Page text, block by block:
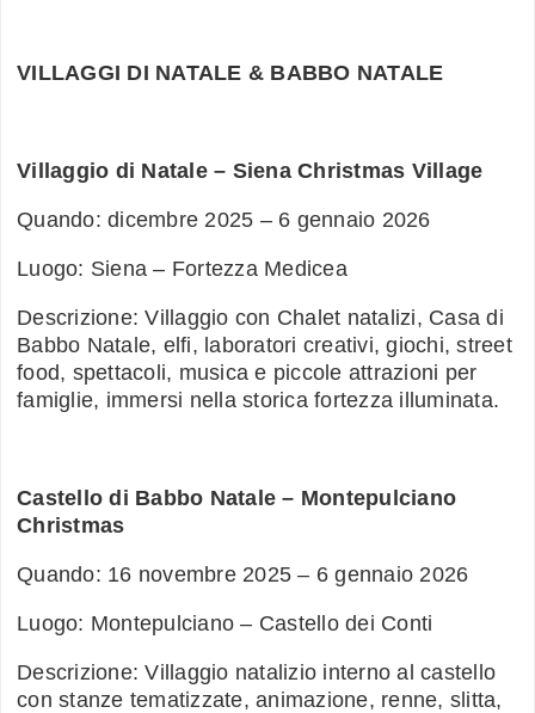
VILLAGGI DI NATALE & BABBO NATALE
Villaggio di Natale – Siena Christmas Village
Quando: dicembre 2025 – 6 gennaio 2026
Luogo: Siena – Fortezza Medicea
Descrizione: Villaggio con Chalet natalizi, Casa di
Babbo Natale, elfi, laboratori creativi, giochi, street
food, spettacoli, musica e piccole attrazioni per
famiglie, immersi nella storica fortezza illuminata.
Castello di Babbo Natale – Montepulciano
Christmas
Quando: 16 novembre 2025 – 6 gennaio 2026
Luogo: Montepulciano – Castello dei Conti
Descrizione: Villaggio natalizio interno al castello
con stanze tematizzate, animazione, renne, slitta,